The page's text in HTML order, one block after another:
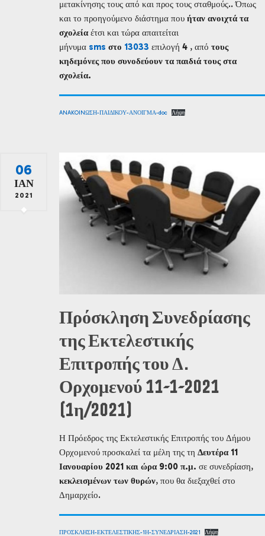
μετακίνησης τους από και προς τους σταθμούς.. Όπως
και το προηγούμενο διάστημα που ήταν ανοιχτά τα
σχολεία έτσι και τώρα απαιτείται
μήνυμα sms στο 13033 επιλογή 4 , από τους
κηδεμόνες που συνοδεύουν τα παιδιά τους στα
σχολεία.
ANAKOINΩΣΗ-ΠΑΙΔΙΚΟΥ-ΑΝΟΙΓΜΑ-doc Λήψη
06
ΙΑΝ
2021
Πρόσκληση Συνεδρίασης
της Εκτελεστικής
Επιτροπής του Δ.
Ορχομενού 11-1-2021
(1η/2021)
Η Πρόεδρος της Εκτελεστικής Επιτροπής του Δήμου
Ορχομενού προσκαλεί τα μέλη της τη Δευτέρα 11
Ιανουαρίου 2021 και ώρα 9:00 π.μ. σε συνεδρίαση,
κεκλεισμένων των θυρών, που θα διεξαχθεί στο
Δημαρχείο.
ΠΡΟΣΚΛΗΣΗ-ΕΚΤΕΛΕΣΤΙΚΗΣ-1Η-ΣΥΝΕΔΡΙΑΣΗ-2021
Λήψη